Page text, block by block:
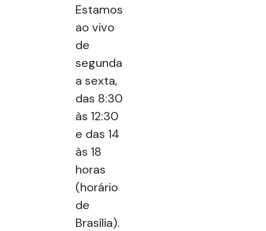
Estamos
ao vivo
de
segunda
a sexta,
das 8:30
às 12:30
e das 14
às 18
horas
(horário
de
Brasília).